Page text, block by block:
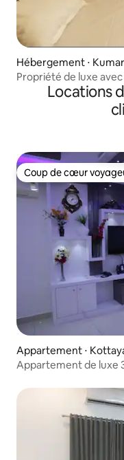
Hébergement ⋅
Propriété de luxe
Locations
Coup de cœur
Coup de cœur
Appartement ⋅
Appartement de luxe